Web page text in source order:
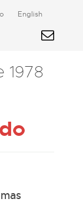
English
1978